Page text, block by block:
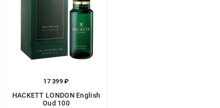
17 399 ₽
HACKETT LONDON English
Oud 100